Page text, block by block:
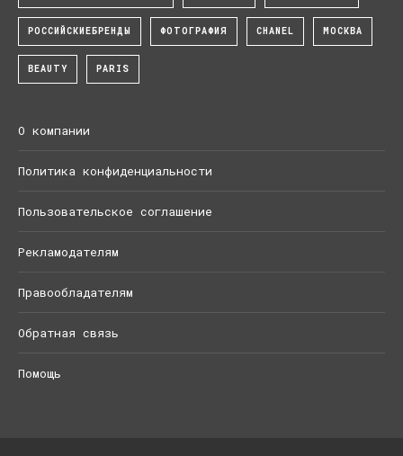
РОССИЙСКИЕБРЕНДЫ ФОТОГРАФИЯ CHANEL МОСКВА
BEAUTY PARIS
О компании
Политика конфиденциальности
Пользовательское соглашение
Рекламодателям
Правообладателям
Обратная связь
Помощь